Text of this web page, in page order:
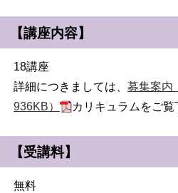
【講座内容】
18講座
詳細につきましては、募集案内
936KB）
カリキュラムをご覧
【受講料】
無料